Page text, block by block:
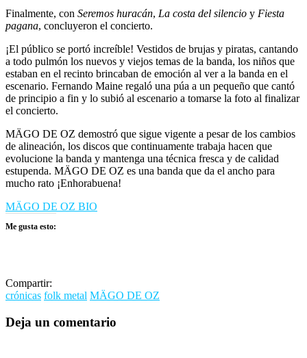
Finalmente, con Seremos huracán, La costa del silencio y Fiesta
pagana, concluyeron el concierto.
¡El público se portó increíble! Vestidos de brujas y piratas, cantando
a todo pulmón los nuevos y viejos temas de la banda, los niños que
estaban en el recinto brincaban de emoción al ver a la banda en el
escenario. Fernando Maine regaló una púa a un pequeño que cantó
de principio a fin y lo subió al escenario a tomarse la foto al finalizar
el concierto.
MÄGO DE OZ demostró que sigue vigente a pesar de los cambios
de alineación, los discos que continuamente trabaja hacen que
evolucione la banda y mantenga una técnica fresca y de calidad
estupenda. MÄGO DE OZ es una banda que da el ancho para
mucho rato ¡Enhorabuena!
MÄGO DE OZ BIO
Me gusta esto:
Compartir:
crónicas folk metal MÄGO DE OZ
Deja un comentario